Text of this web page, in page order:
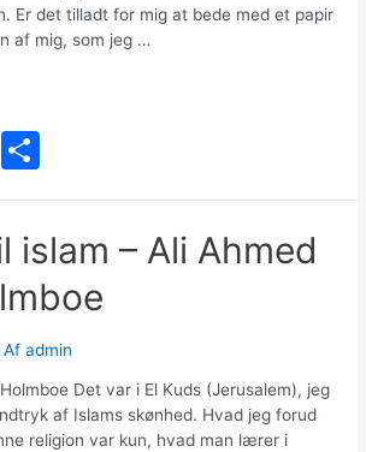
Er det tilladt for mig at bede med et papir
af mig, som jeg …
E
h
ar
e
islam – Ali Ahmed
Afadmin
Det var i El Kuds (Jerusalem), jeg
af Islams skønhed. Hvad jeg forud
religion var kun, hvad man lærer i